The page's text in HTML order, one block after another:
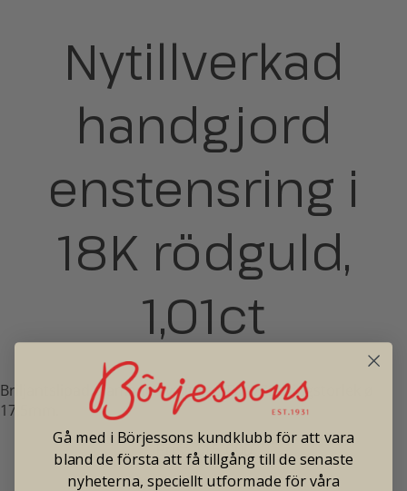
Nytillverkad
handgjord
enstensring i
18K rödguld,
1,01ct
Briljantslipad diamant, kvalité ca TW-VS2. Ringstorlek ø
17,5mm.
Pris: 115 000
Gå med i Börjessons kundklubb för att vara
bland de första att få tillgång till de senaste
nyheterna, speciellt utformade för våra